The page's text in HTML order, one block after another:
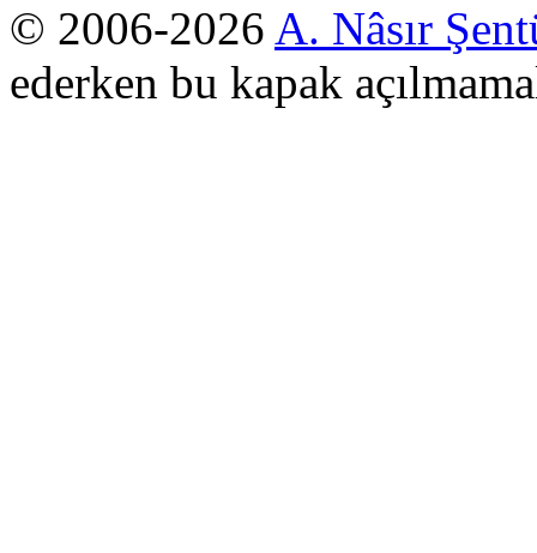
© 2006-2026 A. Nâsır
ederken bu kapak